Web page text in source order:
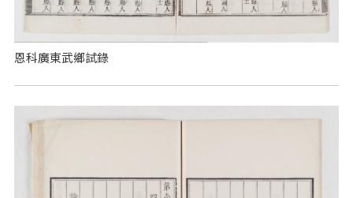
恩科廣東武鄉試錄